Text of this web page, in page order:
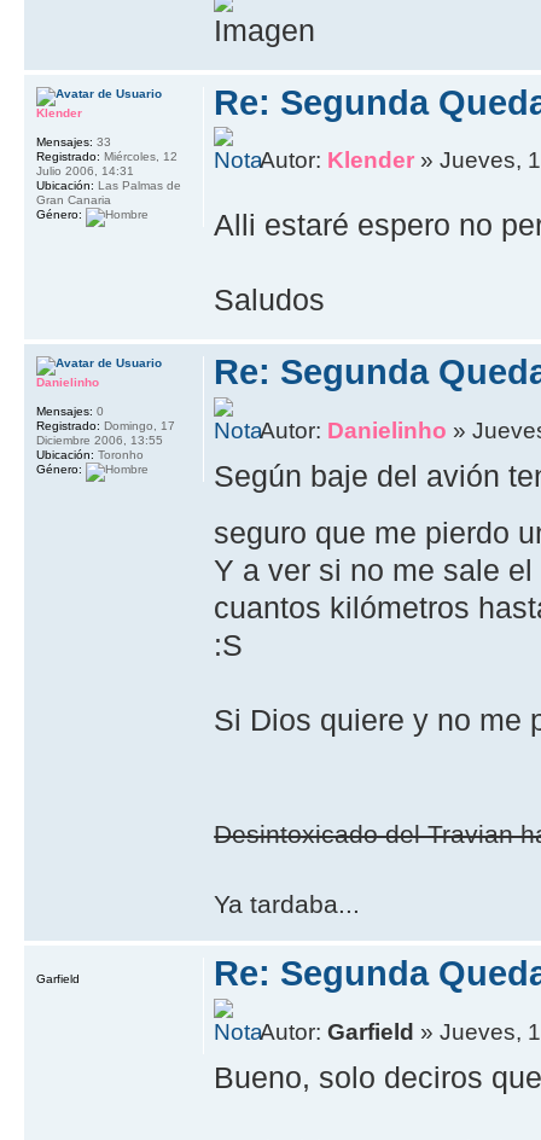
Re: Segunda
Autor: Klender » Jueves,
Alli estaré espero no
Saludos
Klender
Mensajes: 33
Registrado: Miércoles, 12
Julio 2006, 14:31
Ubicación: Las Palmas de
Gran Canaria
Género:
Re: Segunda
Autor: Danielinho »
Según baje del avión
seguro que me pierdo
Y a ver si no me sale
cuantos kilómetros
:S
Si Dios quiere y no me
Desintoxicado del Travian
Ya tardaba...
Danielinho
Mensajes: 0
Registrado: Domingo, 17
Diciembre 2006, 13:55
Ubicación: Toronho
Género:
Re: Segunda
Autor:Garfield » Jueves,
Bueno, solo deciros
Garfield